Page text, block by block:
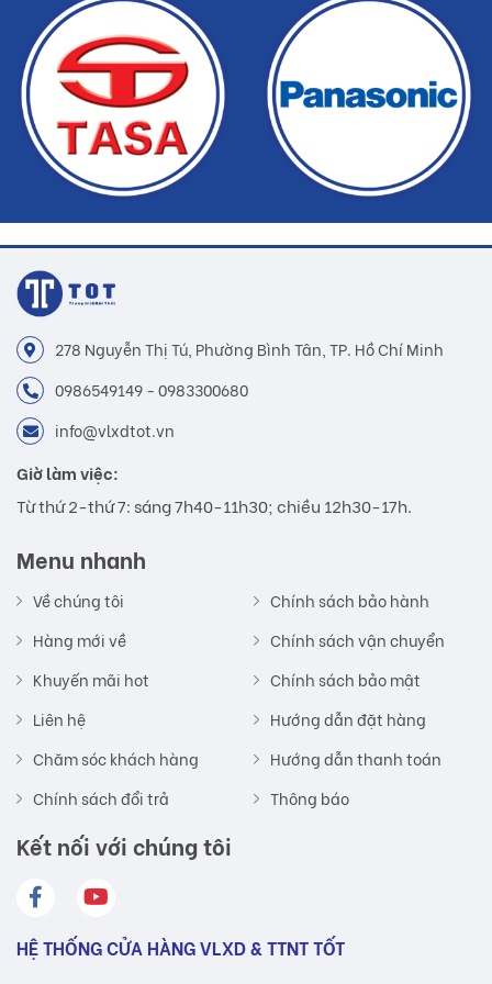
hàng
278 Nguyễn Thị Tú, Phường Bình Tân, TP. Hồ Chí Minh
0986549149 - 0983300680
info@vlxdtot.vn
Giờ làm việc:
Từ thứ 2-thứ 7: sáng 7h40-11h30; chiều 12h30-17h.
Menu nhanh
Về chúng tôi
Hàng mới về
Khuyến mãi hot
Liên hệ
Chăm sóc khách hàng
Chính sách đổi trả
Chính sách bảo hành
Chính sách vận chuyển
Chính sách bảo mật
Hướng dẫn đặt hàng
Hướng dẫn thanh toán
Thông báo
Kết nối với chúng tôi
HỆ THỐNG CỬA HÀNG VLXD & TTNT TỐT